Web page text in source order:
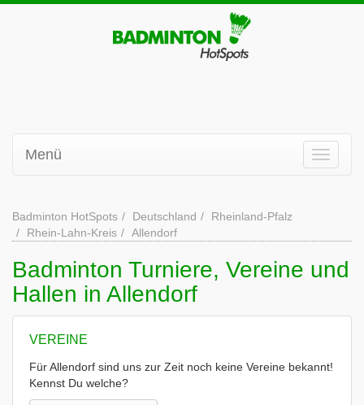
Menü
Badminton HotSpots Deutschland
Rheinland-Pfalz
Rhein-Lahn-Kreis
Allendorf
Badminton Turniere, Vereine und
Hallen in Allendorf
VEREINE
Für Allendorf sind uns zur Zeit noch keine Vereine bekannt!
Kennst Du welche?